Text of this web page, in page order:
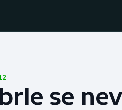
Baseball a softbal
se